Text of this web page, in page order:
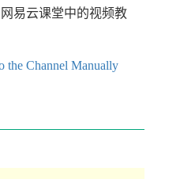
易云课堂中的视频教
the Channel Manually